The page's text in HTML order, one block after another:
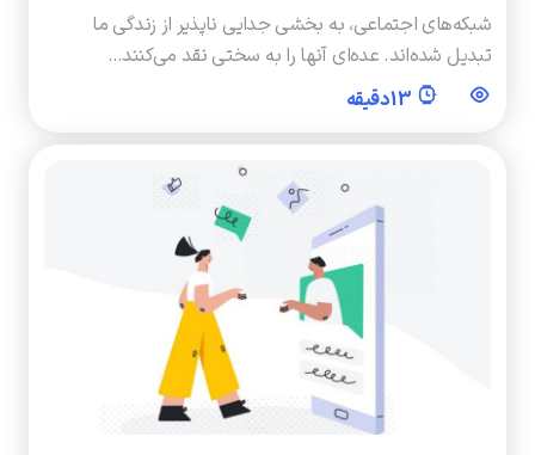
شبکه‌های اجتماعی، به بخشی جدایی ناپذیر از زندگی ما
تبدیل شده‌اند. عده‌ای آنها را به سختی نقد می‌کنند…
13 دقیقه